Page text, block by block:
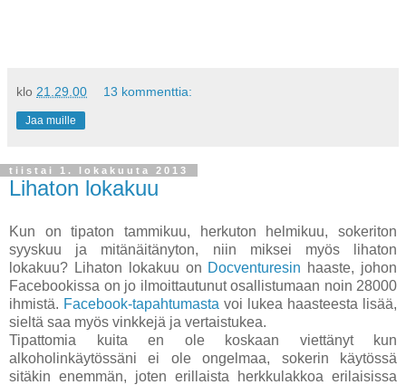
klo 21.29.00 13 kommenttia:
Jaa muille
tiistai 1. lokakuuta 2013
Lihaton lokakuu
Kun on tipaton tammikuu, herkuton helmikuu, sokeriton
syyskuu ja mitänäitänyton, niin miksei myös lihaton
lokakuu? Lihaton lokakuu on Docventuresin haaste, johon
Facebookissa on jo ilmoittautunut osallistumaan noin 28000
ihmistä. Facebook-tapahtumasta voi lukea haasteesta lisää,
sieltä saa myös vinkkejä ja vertaistukea.
Tipattomia kuita en ole koskaan viettänyt kun
alkoholinkäytössäni ei ole ongelmaa, sokerin käytössä
sitäkin enemmän, joten erillaista herkkulakkoa erilaisissa